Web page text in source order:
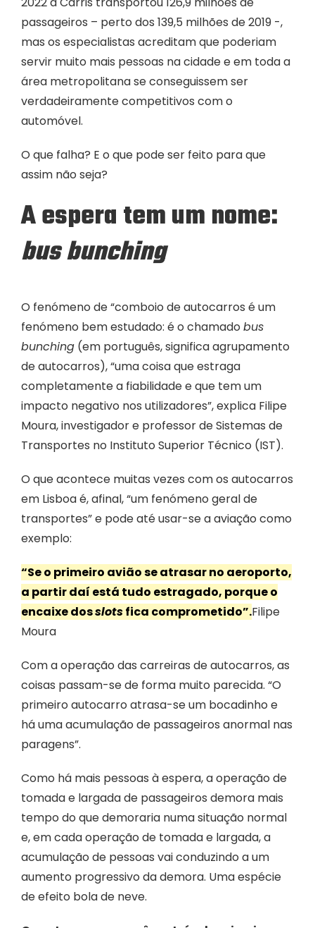
passageiros – perto dos 139,5 milhões de 2019 -,
mas os especialistas acreditam que poderiam
servir muito mais pessoas na cidade e em toda a
área metropolitana se conseguissem ser
verdadeiramente competitivos com o
automóvel.
O que falha? E o que pode ser feito para que
assim não seja?
A espera tem um nome:
bus bunching
O fenómeno de “comboio de autocarros é um
fenómeno bem estudado: é o chamado bus
bunching (em português, significa agrupamento
de autocarros), “uma coisa que estraga
completamente a fiabilidade e que tem um
impacto negativo nos utilizadores”, explica Filipe
Moura, investigador e professor de Sistemas de
Transportes no Instituto Superior Técnico (IST).
O que acontece muitas vezes com os autocarros
em Lisboa é, afinal, “um fenómeno geral de
transportes” e pode até usar-se a aviação como
exemplo:
“Se o primeiro avião se atrasar no aeroporto,
a partir daí está tudo estragado, porque o
encaixe dosslotsfica comprometido”.Filipe
Moura
Com a operação das carreiras de autocarros, as
coisas passam-se de forma muito parecida. “O
primeiro autocarro atrasa-se um bocadinho e
há uma acumulação de passageiros anormal nas
paragens”.
Como há mais pessoas à espera, a operação de
tomada e largada de passageiros demora mais
tempo do que demoraria numa situação normal
e, em cada operação de tomada e largada, a
acumulação de pessoas vai conduzindo a um
aumento progressivo da demora. Uma espécie
de efeito bola de neve.